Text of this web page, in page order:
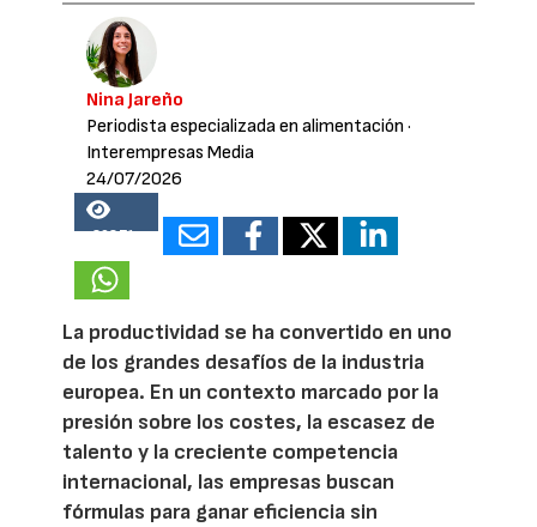
Nina Jareño
Periodista especializada en alimentación ·
Interempresas Media
24/07/2026
20871
La productividad se ha convertido en uno
de los grandes desafíos de la industria
europea. En un contexto marcado por la
presión sobre los costes, la escasez de
talento y la creciente competencia
internacional, las empresas buscan
fórmulas para ganar eficiencia sin